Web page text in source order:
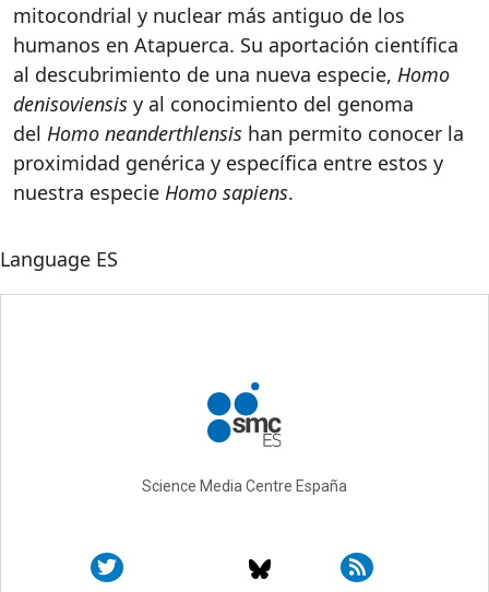
mitocondrial y nuclear más antiguo de los
humanos en Atapuerca. Su aportación científica
al descubrimiento de una nueva especie, Homo
denisoviensis y al conocimiento del genoma
del Homo neanderthlensis han permito conocer la
proximidad genérica y específica entre estos y
nuestra especie Homo sapiens.
Language ES
Science Media Centre España